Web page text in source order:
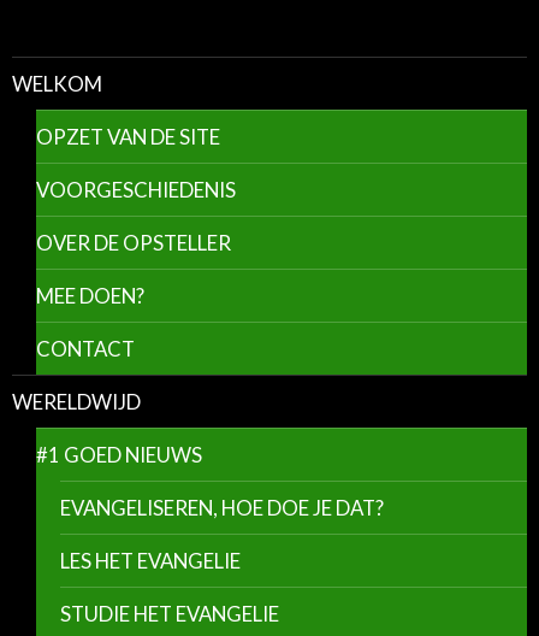
WELKOM
OPZET VAN DE SITE
VOORGESCHIEDENIS
OVER DE OPSTELLER
MEE DOEN?
CONTACT
WERELDWIJD
#1 GOED NIEUWS
EVANGELISEREN, HOE DOE JE DAT?
LES HET EVANGELIE
STUDIE HET EVANGELIE